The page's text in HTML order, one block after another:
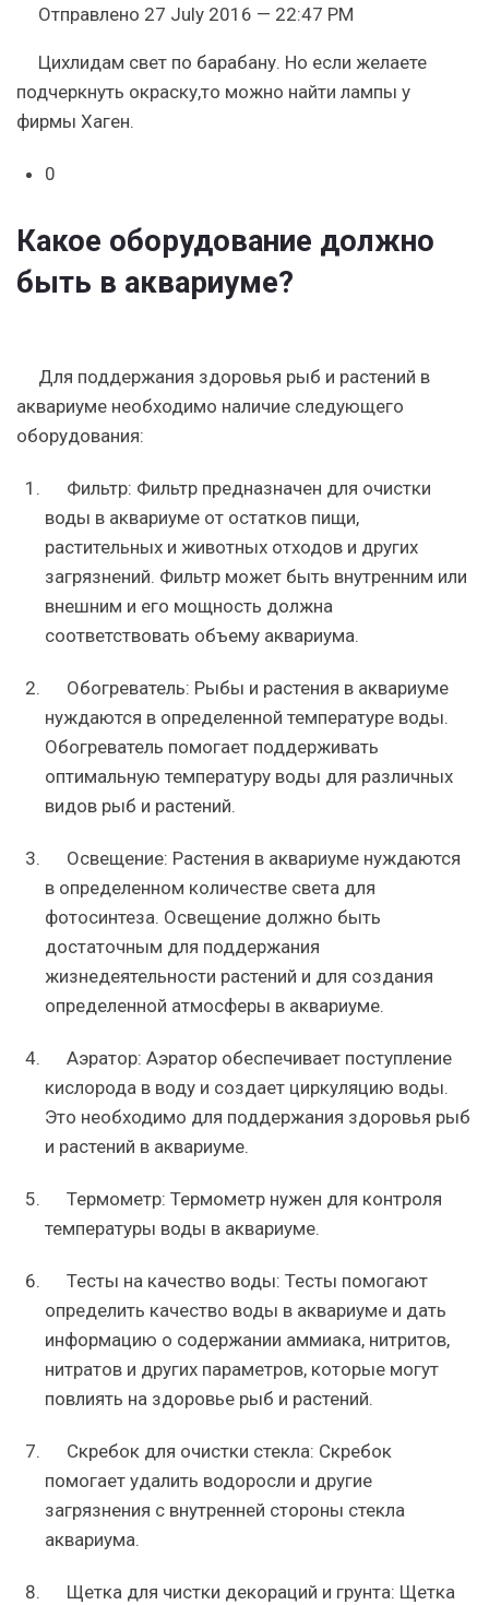
Отправлено 27 July 2016 — 22:47 PM
Цихлидам свет по барабану. Но если желаете
подчеркнуть окраску,то можно найти лампы у
фирмы Хаген.
0
Какое оборудование должно
быть в аквариуме?
Для поддержания здоровья рыб и растений в
аквариуме необходимо наличие следующего
оборудования:
Фильтр: Фильтр предназначен для очистки
воды в аквариуме от остатков пищи,
растительных и животных отходов и других
загрязнений. Фильтр может быть внутренним или
внешним и его мощность должна
соответствовать объему аквариума.
Обогреватель: Рыбы и растения в аквариуме
нуждаются в определенной температуре воды.
Обогреватель помогает поддерживать
оптимальную температуру воды для различных
видов рыб и растений.
Освещение: Растения в аквариуме нуждаются
в определенном количестве света для
фотосинтеза. Освещение должно быть
достаточным для поддержания
жизнедеятельности растений и для создания
определенной атмосферы в аквариуме.
Аэратор: Аэратор обеспечивает поступление
кислорода в воду и создает циркуляцию воды.
Это необходимо для поддержания здоровья рыб
и растений в аквариуме.
Термометр: Термометр нужен для контроля
температуры воды в аквариуме.
Тесты на качество воды: Тесты помогают
определить качество воды в аквариуме и дать
информацию о содержании аммиака, нитритов,
нитратов и других параметров, которые могут
повлиять на здоровье рыб и растений.
Скребок для очистки стекла: Скребок
помогает удалить водоросли и другие
загрязнения с внутренней стороны стекла
аквариума.
Щетка для чистки декораций и грунта: Щетка